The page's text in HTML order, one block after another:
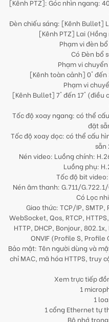
[Kênh PTZ]: Góc nhìn ngang:
Đèn chiếu sáng: [Kênh Bullet]
[Kênh PTZ] Lai
Phạm vi đèn
Có Đèn bổ
Phạm vi
[Kênh toàn cảnh] 0° đến
Phạm vi
[Kênh Bullet] 7° đến 17°
Tốc độ xoay ngang: có thể
đặt
Tốc độ xoay dọc: có thể cấu
sẵn
Nén video: Luồng chính:
Luồng phụ:
Tốc độ bit
Nén âm thanh: G.711/
Có Lọc
Giao thức: TCP/IP, SMTP,
WebSocket, Qos, RTCP,
HTTP, DHCP, Bonjour, 802.1x,
ONVIF (Profile S, Profile
Bảo mật: Tên người dùng và
chỉ MAC, mã hóa HTTPS, truy
Xem trực tiếp
1
1
1 cổng Ethernet tự
Bộ nhớ